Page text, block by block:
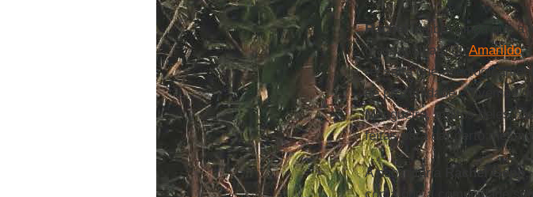
Rachel lembra ainda que a
o assassinato doAmarildo,
ressalta que,
de proximidade. “Tivemos
Mangueira, muitos deles
feitas para dar certo
A publicitária Rachel Gepp,